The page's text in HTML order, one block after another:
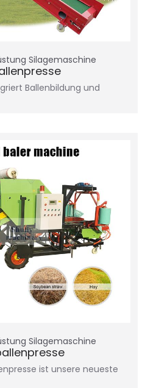
Silagemaschine
Ballenbildung und
Silagemaschine
ist unsere neueste